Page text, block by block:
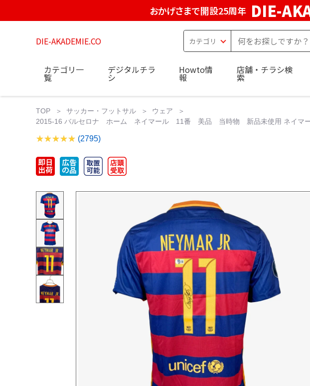
おかげさまで開設25周年 DIE-
DIE-AKADEMIE.CO
カテゴリ一
覧
デジタルチラ
シ
Howto情
報
店舗・チラシ検
索
TOP サッカー・フットサル
ウェア
2015-16 バルセロナ ホーム ネイマール 11番 美品 当時物 新品未使用 ネイマー
(2795)